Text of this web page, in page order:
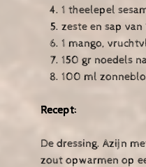
1 theelepel
zeste en sap van
1 mango,
150 gr noedels
100 ml
Recept:
De dressing. Azijn
zout opwarmen op